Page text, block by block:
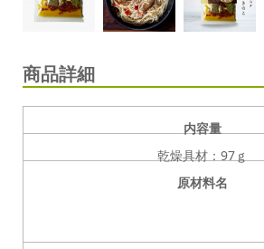
商品詳細
内容量
乾燥具材：97ｇ
原材料名